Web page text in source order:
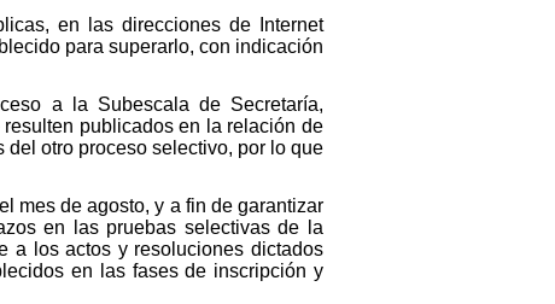
en las direcciones de Internet
para superarlo, con indicación
a la Subescala de Secretaría,
publicados en la relación de
otro proceso selectivo, por lo que
mes de agosto, y a fin de garantizar
en las pruebas selectivas de la
a los actos y resoluciones dictados
en las fases de inscripción y